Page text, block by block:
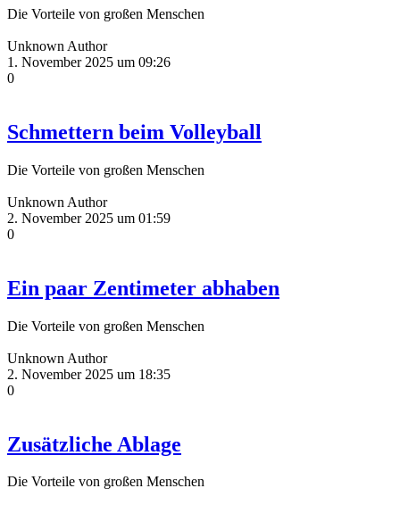
Die Vorteile von großen Menschen
Unknown Author
1. November 2025 um 09:26
0
Schmettern beim Volleyball
Die Vorteile von großen Menschen
Unknown Author
2. November 2025 um 01:59
0
Ein paar Zentimeter abhaben
Die Vorteile von großen Menschen
Unknown Author
2. November 2025 um 18:35
0
Zusätzliche Ablage
Die Vorteile von großen Menschen